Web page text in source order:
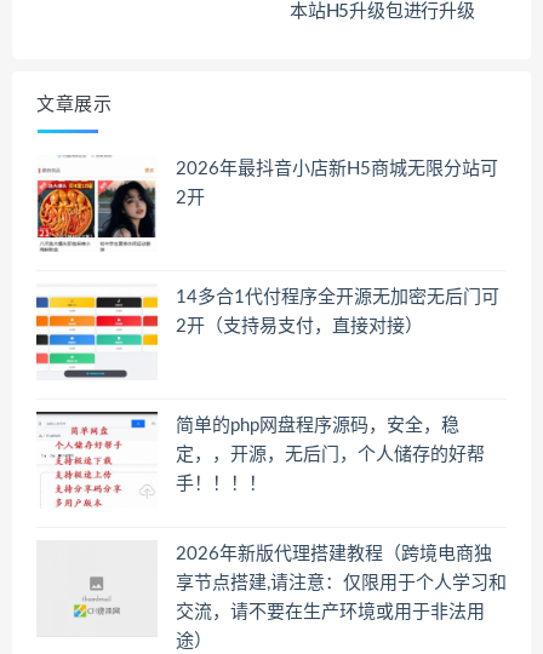
本站H5升级包进行升级
文章展示
2026年最抖音小店新H5商城无限分站可
2开
14多合1代付程序全开源无加密无后门可
2开（支持易支付，直接对接）
简单的php网盘程序源码，安全，稳
定，，开源，无后门，个人储存的好帮
手！！！！
2026年新版代理搭建教程（跨境电商独
享节点搭建,请注意：仅限用于个人学习和
交流，请不要在生产环境或用于非法用
途）